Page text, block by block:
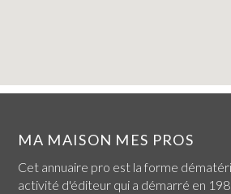
MA MAISON MES PROS
Cet annuaire pro est la forme
activité d'éditeur qui a démarré en